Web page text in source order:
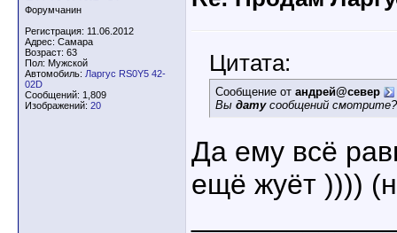
Форумчанин
Регистрация: 11.06.2012
Адрес: Самара
Возраст: 63
Пол: Мужской
Автомобиль: Ларгус RS0Y5 42-
02D
Сообщений: 1,809
Изображений: 20
Цитата:
Сообщение от андрей@север
Вы датусообщений
Да ему всё
ещё жуёт ))))